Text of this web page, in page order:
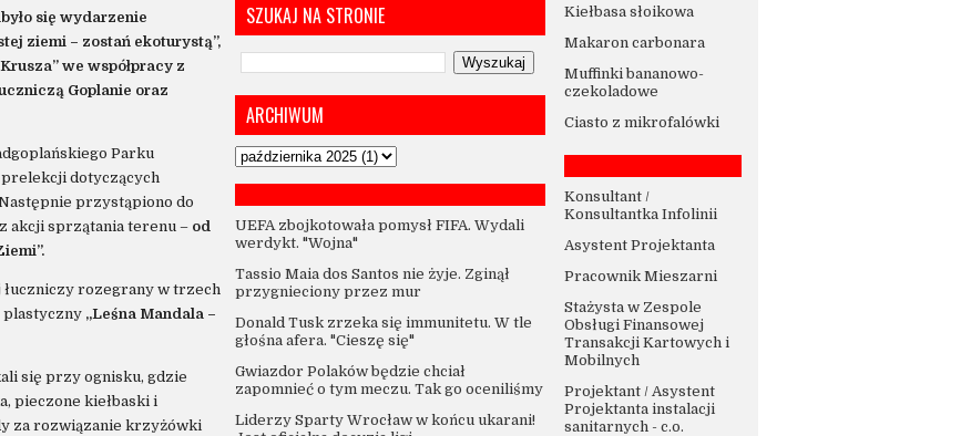
się wydarzenie
ziemi – zostań ekoturystą”,
we współpracy z
Goplanie oraz
Parku
prelekcji dotyczących
przystąpiono do
akcji sprzątania terenu – od
rozegrany w trzech
plastyczny „Leśna Mandala –
się przy ognisku, gdzie
pieczone kiełbaski i
za rozwiązanie krzyżówki
SZUKAJ NA STRONIE
ARCHIWUM
UEFA zbojkotowała pomysł FIFA. Wydali
werdykt. "Wojna"
Tassio Maia dos Santos nie żyje. Zginął
przygnieciony przez mur
Donald Tusk zrzeka się immunitetu. W tle
głośna afera. "Cieszę się"
Gwiazdor Polaków będzie chciał
zapomnieć o tym meczu. Tak go oceniliśmy
Liderzy Sparty Wrocław w końcu ukarani!
Kiełbasa słoikowa
Makaron carbonara
Muffinki bananowo-
czekoladowe
Ciasto z mikrofalówki
Konsultant /
Konsultantka Infolinii
Asystent Projektanta
Pracownik Mieszarni
Stażysta w Zespole
Obsługi Finansowej
Transakcji Kartowych i
Mobilnych
Projektant / Asystent
Projektanta instalacji
sanitarnych - c.o.